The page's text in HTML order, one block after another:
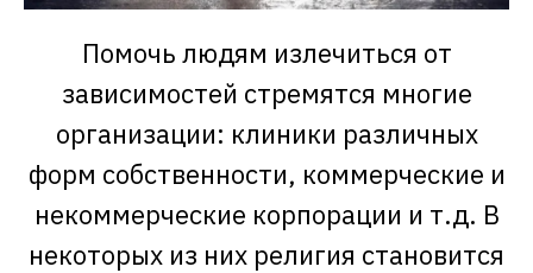
Помочь людям излечиться от
зависимостей стремятся многие
организации: клиники различных
форм собственности, коммерческие и
некоммерческие корпорации и т.д. В
некоторых из них религия становится